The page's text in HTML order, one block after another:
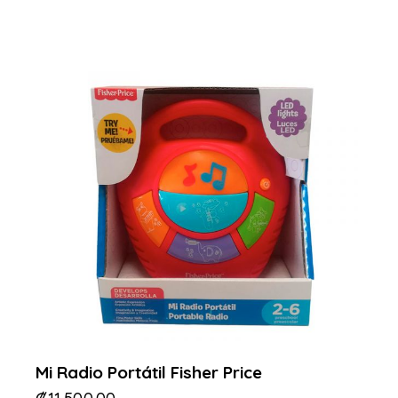
Mi Radio Portátil Fisher Price